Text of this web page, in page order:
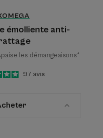
émolliente anti-
les démangeaisons*
4.9
/
5
97 avis